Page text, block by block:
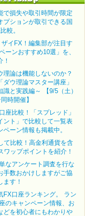
で損失や取引時間が限定
プションが取引できる国
較。
ザイFX！編集部が注目す
ーンおすすめ10選」を、
！
理論は機能しないのか？
ダウ理論マスター講座」
識と実践編～ 【9/5（土）
時開催】
座比較！「スプレッド」
ント」で比較して一覧表
ーン情報も掲載中。
て比較！高金利通貨を含
ワップポイントを紹介！
なアンケート調査を行な
手数おかけしますがご協
ます！
FX口座ランキング。 ラン
のキャンペーン情報、お
どを初心者にもわかりや